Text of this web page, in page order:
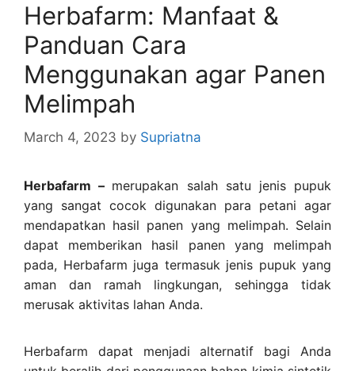
Herbafarm: Manfaat &
Panduan Cara
Menggunakan agar Panen
Melimpah
March 4, 2023 by Supriatna
Herbafarm – merupakan salah satu jenis pupuk
yang sangat cocok digunakan para petani agar
mendapatkan hasil panen yang melimpah. Selain
dapat memberikan hasil panen yang melimpah
pada, Herbafarm juga termasuk jenis pupuk yang
aman dan ramah lingkungan, sehingga tidak
merusak aktivitas lahan Anda.
Herbafarm dapat menjadi alternatif bagi Anda